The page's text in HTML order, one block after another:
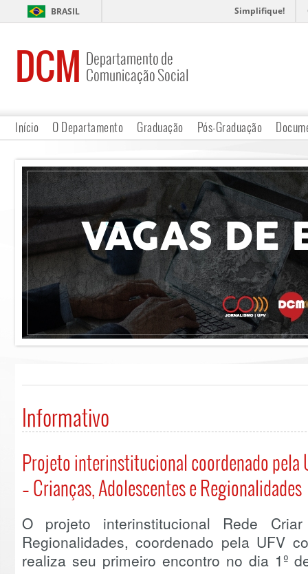
BRASIL Simplifique!
DCM Departamento de
Comunicação Social
Início O Departamento Graduação Pós-Graduação
Informativo
Projeto interinstitucional coordenado pela
– Crianças, Adolescentes e Regionalidades
O projeto interinstitucional Rede
Regionalidades, coordenado pela UFV
realiza seu primeiro encontro no dia 1º